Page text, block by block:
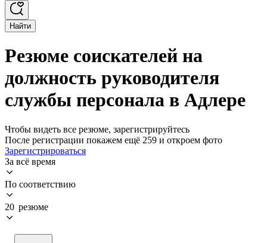
Найти
Резюме соискателей на
должность руководителя
службы персонала в Адлере
Чтобы видеть все резюме, зарегистрируйтесь
После регистрации покажем ещё 259 и откроем фото
Зарегистрироваться
За всё время
По соответствию
20 резюме